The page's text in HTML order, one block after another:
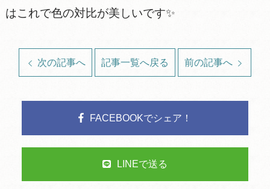
はこれで色の対比が美しいです✨
次の記事へ 記事一覧へ戻る 前の記事へ
FACEBOOKでシェア！
LINEで送る